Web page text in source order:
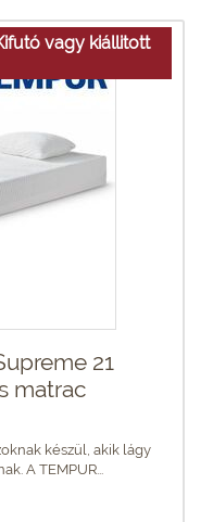
vagy kiállitott
21
matrac
készül, akik lágy
A TEMPUR...